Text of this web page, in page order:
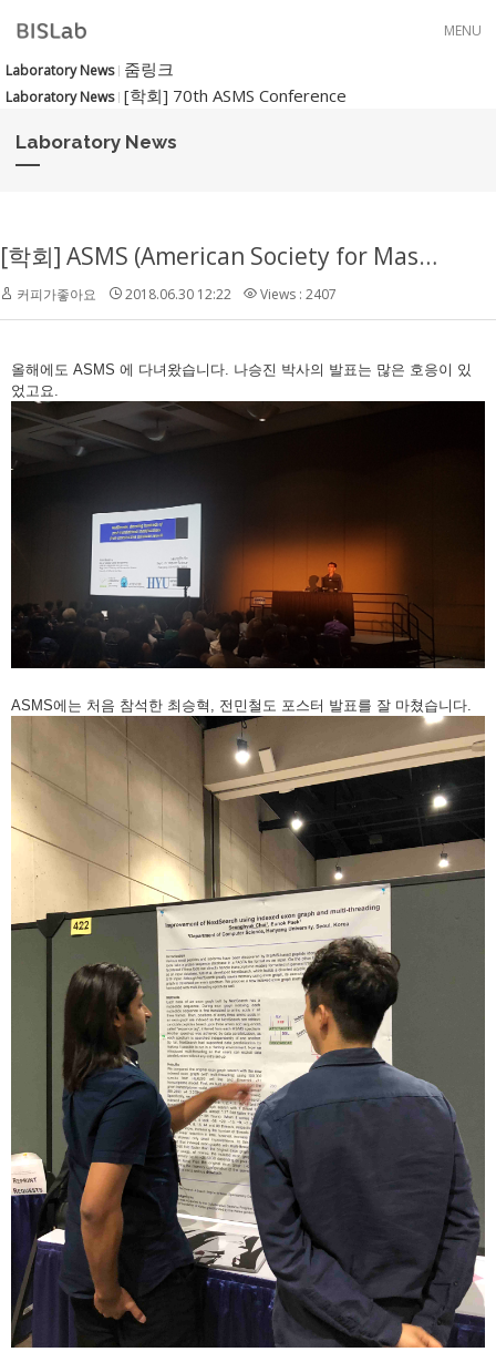
MENU
Laboratory News 줌링크
Laboratory News [학회] 70th ASMS Conference
Laboratory News
[학회] ASMS (American Society for Mass Spectrometry)
커피가좋아요 2018.06.30 12:22 Views : 2407
올해에도 ASMS 에 다녀왔습니다. 나승진 박사의 발표는 많은 호응이 있
었고요.
ASMS에는 처음 참석한 최승혁, 전민철도 포스터 발표를 잘 마쳤습니다.